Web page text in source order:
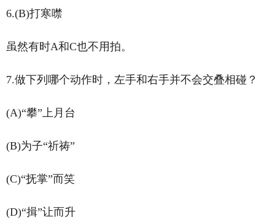
6.(B)打寒噤
虽然有时A和C也不用拍。
7.做下列哪个动作时，左手和右手并不会交叠相碰？
(A)“攀”上月台
(B)为子“祈祷”
(C)“抚掌”而笑
(D)“揖”让而升